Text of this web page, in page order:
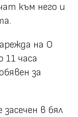
към него и
на О
часа
за
в бял